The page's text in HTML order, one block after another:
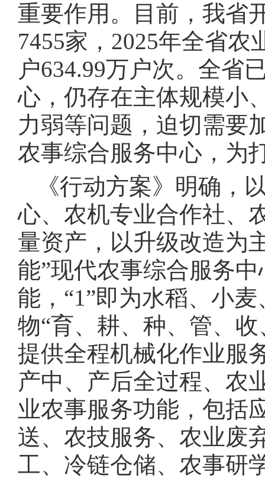
重要作用。目前，我省
7455家，2025年全省农
户634.99万户次。全省
心，仍存在主体规模小
力弱等问题，迫切需要
农事综合服务中心，为
《行动方案》明确，
心、农机专业合作社、
量资产，以升级改造为
能”现代农事综合服务
能，“1”即为水稻、小
物“育、耕、种、管、
提供全程机械化作业服
产中、产后全过程、农
业农事服务功能，包括
送、农技服务、农业废
工、冷链仓储、农事研